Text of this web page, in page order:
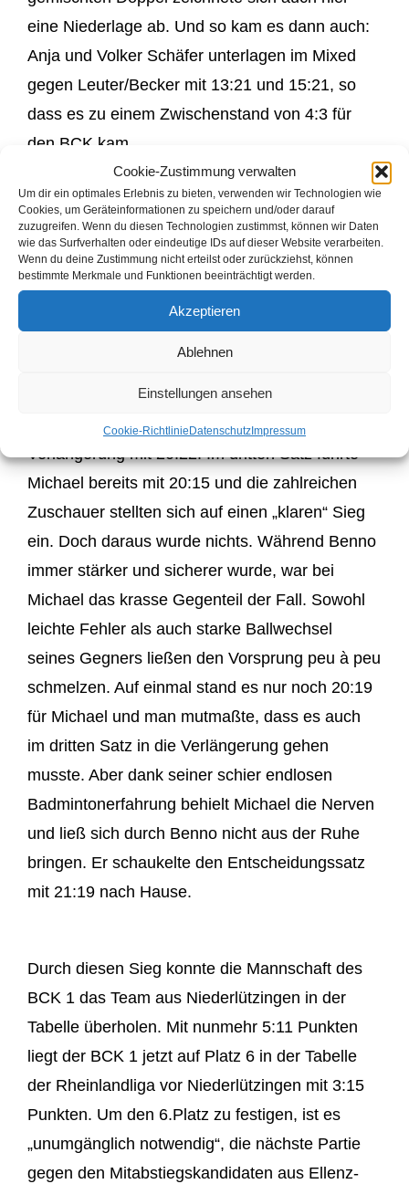
Cookie-Zustimmung verwalten
Um dir ein optimales Erlebnis zu bieten, verwenden wir Technologien wie
Cookies, um Geräteinformationen zu speichern und/oder darauf
zuzugreifen. Wenn du diesen Technologien zustimmst, können wir Daten
wie das Surfverhalten oder eindeutige IDs auf dieser Website verarbeiten.
Wenn du deine Zustimmung nicht erteilst oder zurückziehst, können
bestimmte Merkmale und Funktionen beeinträchtigt werden.
Akzeptieren
Ablehnen
Einstellungen ansehen
Cookie-Richtlinie Datenschutz Impressum
eine Niederlage ab. Und so kam es dann auch:
Anja und Volker Schäfer unterlagen im Mixed
gegen Leuter/Becker mit 13:21 und 15:21, so
dass es zu einem Zwischenstand von 4:3 für
den BCK kam.
Somit lastete die Verantwortung auf Michael
Kahn, der im zweiten Herreneinzel gegen das
Laufwunder aus Niederlützingen – Benno
Schröder – antreten durfte. Und – wie eigentlich
immer gegen Benno – musste die Entscheidung
Satz gewann Michael mit 23:21. Den zweiten
Satz verlor er genauso knapp in der
Verlängerung mit 20:22. Im dritten Satz führte
Michael bereits mit 20:15 und die zahlreichen
Zuschauer stellten sich auf einen „klaren“ Sieg
ein. Doch daraus wurde nichts. Während Benno
immer stärker und sicherer wurde, war bei
Michael das krasse Gegenteil der Fall. Sowohl
leichte Fehler als auch starke Ballwechsel
seines Gegners ließen den Vorsprung peu à peu
schmelzen. Auf einmal stand es nur noch 20:19
für Michael und man mutmaßte, dass es auch
im dritten Satz in die Verlängerung gehen
musste. Aber dank seiner schier endlosen
Badmintonerfahrung behielt Michael die Nerven
und ließ sich durch Benno nicht aus der Ruhe
bringen. Er schaukelte den Entscheidungssatz
mit 21:19 nach Hause.
Durch diesen Sieg konnte die Mannschaft des
BCK 1 das Team aus Niederlützingen in der
Tabelle überholen. Mit nunmehr 5:11 Punkten
liegt der BCK 1 jetzt auf Platz 6 in der Tabelle
der Rheinlandliga vor Niederlützingen mit 3:15
Punkten. Um den 6.Platz zu festigen, ist es
„unumgänglich notwendig“, die nächste Partie
gegen den Mitabstiegskandidaten aus Ellenz-